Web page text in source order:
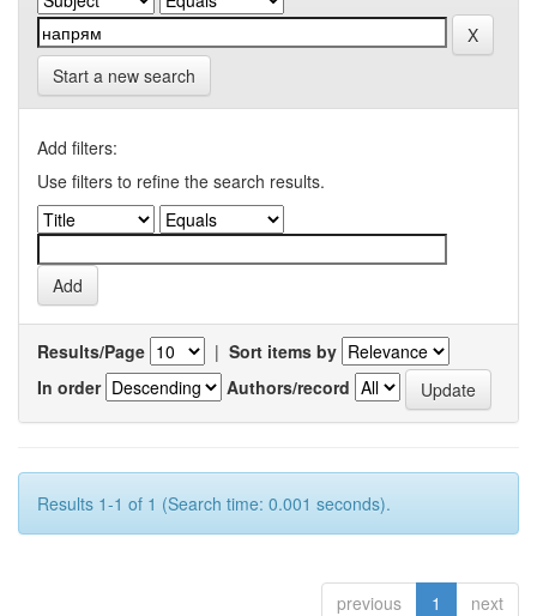
Start a new search
Add filters:
Use filters to refine the search results.
Results/Page | Sort items by
In order
Authors/record
Results 1-1 of 1 (Search time: 0.001 seconds).
previous 1 next